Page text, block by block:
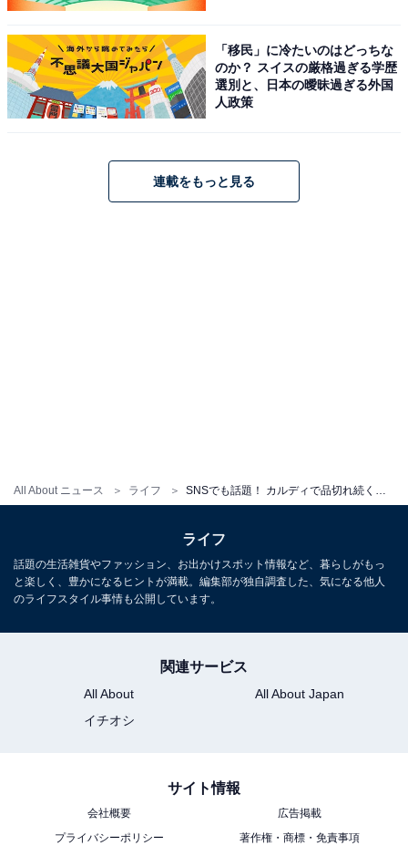
All About ニュース ライフ
フルーツをサンドしてもOK（筆者撮影）
サンドされているのは生クリームだけで、フルーツは入
っていません。もしフルーツがあるならば、自分でサン
ドしてもいいかもしれませんね。筆者はいちごをサンド
「移民」に冷たいのはどっちな
のか？ スイスの厳格過ぎる学歴
選別と、日本の曖昧過ぎる外国
人政策
連載をもっと見る
ライフ
話題の生活雑貨やファッション、お出かけスポット情報など、暮らしがもっ
と楽しく、豊かになるヒントが満載。編集部が独自調査した、気になる他人
のライフスタイル事情も公開しています。
関連サービス
All About
All About Japan
イチオシ
サイト情報
会社概要
広告掲載
プライバシーポリシー
著作権・商標・免責事項